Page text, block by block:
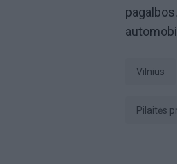
Vilnius
Pilaitės